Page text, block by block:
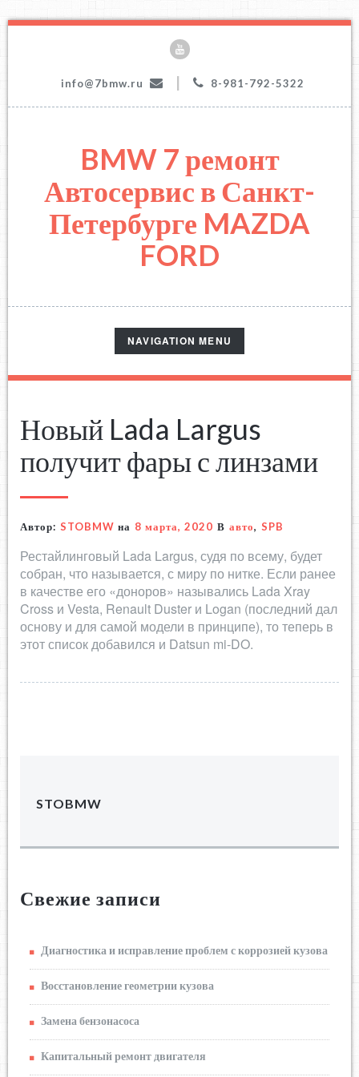
info@7bmw.ru 8-981-792-5322
BMW 7 ремонт
Автосервис в Санкт-
Петербурге MAZDA
FORD
TOGGLE
NAVIGATION
NAVIGATION MENU
Новый Lada Largus
получит фары с линзами
Автор: STOBMW на 8 марта, 2020 В авто, SPB
Рестайлинговый Lada Largus, судя по всему, будет
собран, что называется, с миру по нитке. Если ранее
в качестве его «доноров» назывались Lada Xray
Cross и Vesta, Renault Duster и Logan (последний дал
основу и для самой модели в принципе), то теперь в
этот список добавился и Datsun mi-DO.
STOBMW
Свежие записи
Диагностика и исправление проблем с коррозией кузова
Восстановление геометрии кузова
Замена бензонасоса
Капитальный ремонт двигателя